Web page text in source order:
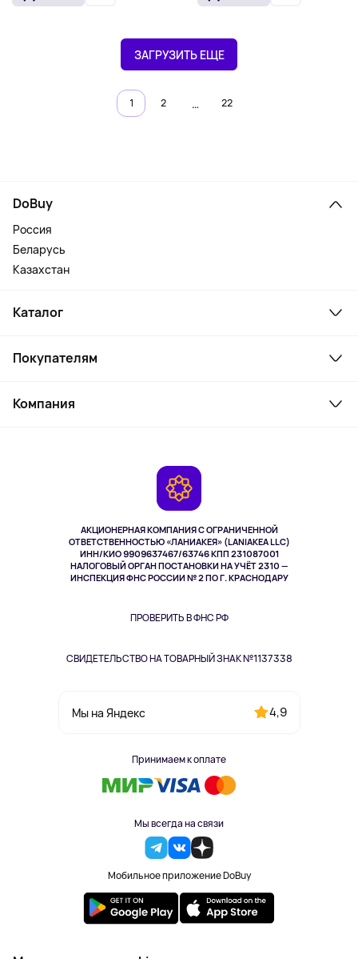
ЗАГРУЗИТЬ ЕЩЕ
1 2 … 22
АКЦИОНЕРНАЯ КОМПАНИЯ С ОГРАНИЧЕННОЙ
ОТВЕТСТВЕННОСТЬЮ «ЛАНИАКЕЯ» (LANIAKEA LLC)
ИНН/КИО 9909637467/63746 КПП 231087001
НАЛОГОВЫЙ ОРГАН ПОСТАНОВКИ НА УЧЁТ 2310 —
ИНСПЕКЦИЯ ФНС РОССИИ № 2 ПО Г. КРАСНОДАРУ
ПРОВЕРИТЬ В ФНС РФ
СВИДЕТЕЛЬСТВО НА ТОВАРНЫЙ ЗНАК №1137338
Мы на Яндекс 4,9
Принимаем к оплате
Мы всегда на связи
Мобильное приложение DoBuy
DoBuy
Россия
Беларусь
Казахстан
Каталог
Ноутбуки, мониторы, VR
Косметика и уход
Здоровье питомцев
Одежда и аксессуары
Покупателям
Как заказать
Компания
2023-2026 © DoBuy. Все права защищены